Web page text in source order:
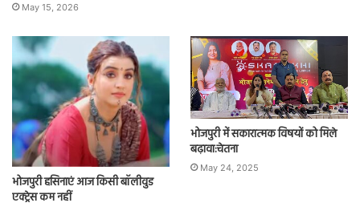
May 15, 2026
भोजपुरी हसिनाएं आज किसी बॉलीवुड
एक्ट्रेस कम नहीं
भोजपुरी में सकारात्मक विषयों को मिले
बढ़ावा:चेतना
May 24, 2025